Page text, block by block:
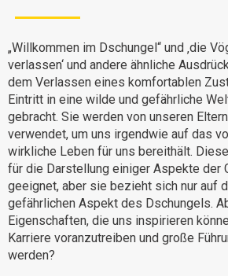
Produkt
Plattform-Übersicht
Warum eXo
Internationalisierung
Mobil
Architektur
Sicherheit
Open Source
„Willkommen im Dschungel“ und ‚die
verlassen‘ und andere ähnliche
dem Verlassen eines komfortablen
Eintritt in eine wilde und gefährliche
gebracht. Sie werden von unseren
verwendet, um uns irgendwie auf das
wirkliche Leben für uns bereithält.
für die Darstellung einiger Aspekte der
geeignet, aber sie bezieht sich nur auf
gefährlichen Aspekt des Dschungels.
Eigenschaften, die uns inspirieren
Karriere voranzutreiben und große
werden?